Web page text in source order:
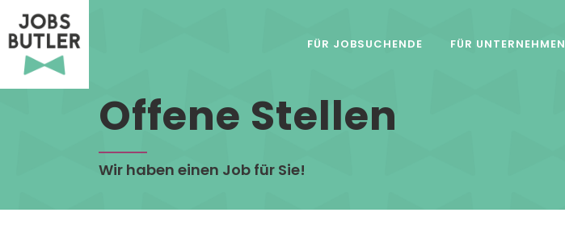
FÜR JOBSUCHENDE FÜR UNTERNEHMEN
Offene Stellen
Wir haben einen Job für Sie!